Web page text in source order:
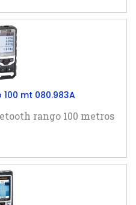
mt 080.983A
rango 100 metros